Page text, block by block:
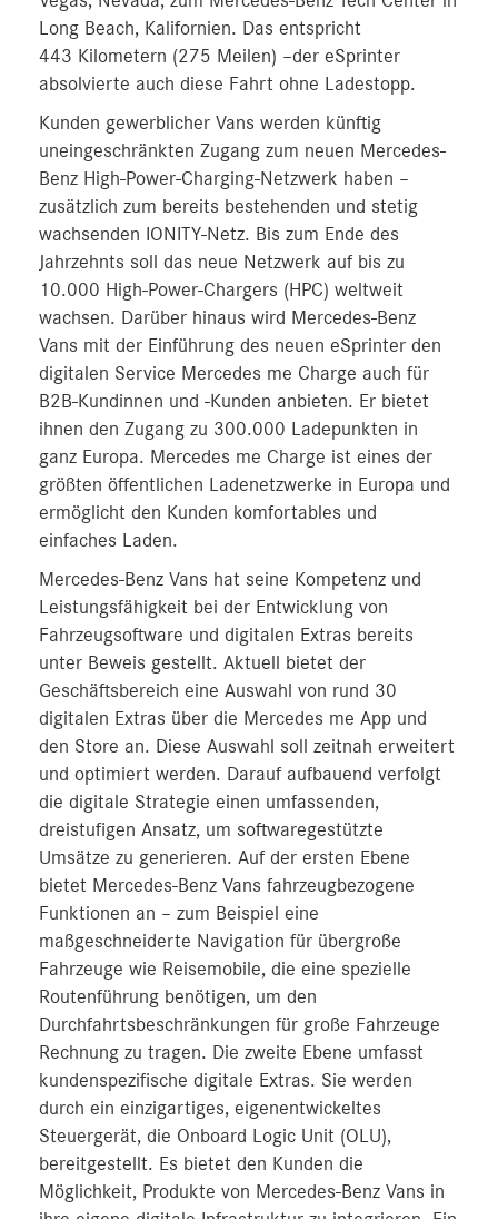
Long Beach, Kalifornien. Das entspricht
443 Kilometern (275 Meilen) –der eSprinter
absolvierte auch diese Fahrt ohne Ladestopp.
Kunden gewerblicher Vans werden künftig
uneingeschränkten Zugang zum neuen Mercedes-
Benz High-Power-Charging-Netzwerk haben –
zusätzlich zum bereits bestehenden und stetig
wachsenden IONITY-Netz. Bis zum Ende des
Jahrzehnts soll das neue Netzwerk auf bis zu
10.000 High-Power-Chargers (HPC) weltweit
wachsen. Darüber hinaus wird Mercedes-Benz
Vans mit der Einführung des neuen eSprinter den
digitalen Service Mercedes me Charge auch für
B2B-Kundinnen und -Kunden anbieten. Er bietet
ihnen den Zugang zu 300.000 Ladepunkten in
ganz Europa. Mercedes me Charge ist eines der
größten öffentlichen Ladenetzwerke in Europa und
ermöglicht den Kunden komfortables und
einfaches Laden.
Mercedes-Benz Vans hat seine Kompetenz und
Leistungsfähigkeit bei der Entwicklung von
Fahrzeugsoftware und digitalen Extras bereits
unter Beweis gestellt. Aktuell bietet der
Geschäftsbereich eine Auswahl von rund 30
digitalen Extras über die Mercedes me App und
den Store an. Diese Auswahl soll zeitnah erweitert
und optimiert werden. Darauf aufbauend verfolgt
die digitale Strategie einen umfassenden,
dreistufigen Ansatz, um softwaregestützte
Umsätze zu generieren. Auf der ersten Ebene
bietet Mercedes-Benz Vans fahrzeugbezogene
Funktionen an – zum Beispiel eine
maßgeschneiderte Navigation für übergroße
Fahrzeuge wie Reisemobile, die eine spezielle
Routenführung benötigen, um den
Durchfahrtsbeschränkungen für große Fahrzeuge
Rechnung zu tragen. Die zweite Ebene umfasst
kundenspezifische digitale Extras. Sie werden
durch ein einzigartiges, eigenentwickeltes
Steuergerät, die Onboard Logic Unit (OLU),
bereitgestellt. Es bietet den Kunden die
Möglichkeit, Produkte von Mercedes‑Benz Vans in